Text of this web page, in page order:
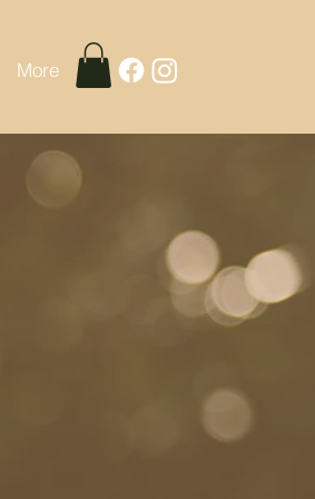
More